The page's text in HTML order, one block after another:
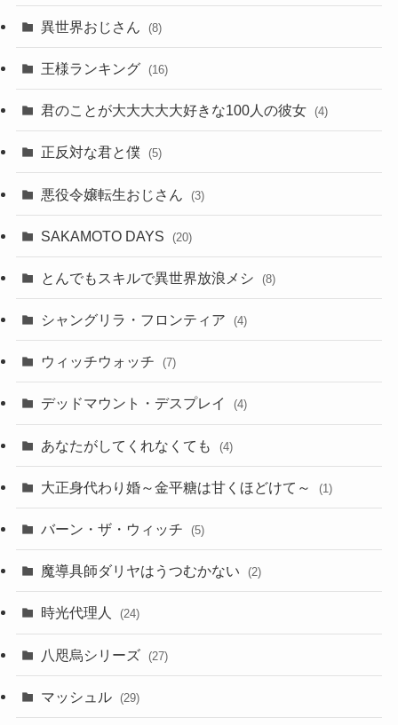
異世界おじさん (8)
王様ランキング (16)
君のことが大大大大大好きな100人の彼女 (4)
正反対な君と僕 (5)
悪役令嬢転生おじさん (3)
SAKAMOTO DAYS (20)
とんでもスキルで異世界放浪メシ (8)
シャングリラ・フロンティア (4)
ウィッチウォッチ (7)
デッドマウント・デスプレイ (4)
あなたがしてくれなくても (4)
大正身代わり婚～金平糖は甘くほどけて～ (1)
バーン・ザ・ウィッチ (5)
魔導具師ダリヤはうつむかない (2)
時光代理人 (24)
八咫烏シリーズ (27)
マッシュル (29)